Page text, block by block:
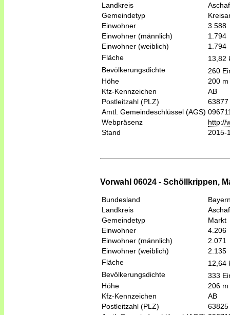
Landkreis
Gemeindetyp
Einwohner
3.588
Einwohner (männlich)
1.794
Einwohner (weiblich)
1.794
Fläche
13,82
Bevölkerungsdichte
260
Höhe
200
Kfz-Kennzeichen
AB
Postleitzahl (PLZ)
63877
Amtl. Gemeindeschlüssel (AGS)
Webpräsenz
http://
Stand
2015-
Vorwahl 06024 - Schöllkrippen,
Bundesland
Landkreis
Gemeindetyp
Markt
Einwohner
4.206
Einwohner (männlich)
2.071
Einwohner (weiblich)
2.135
Fläche
12,64
Bevölkerungsdichte
333
Höhe
206
Kfz-Kennzeichen
AB
Postleitzahl (PLZ)
63825